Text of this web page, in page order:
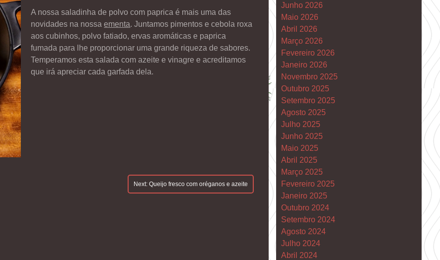
A nossa saladinha de polvo com paprica é mais uma das
novidades na nossaementa. Juntamos pimentos e cebola roxa
aos cubinhos, polvo fatiado, ervas aromáticas e paprica
fumada para lhe proporcionar uma grande riqueza de sabores.
Temperamos esta salada com azeite e vinagre e acreditamos
que irá apreciar cada garfada dela.
Next: Queijo fresco com oréganos e azeite
Junho 2026
Maio 2026
Abril 2026
Março 2026
Fevereiro 2026
Janeiro 2026
Novembro 2025
Outubro 2025
Setembro 2025
Agosto 2025
Julho 2025
Junho 2025
Maio 2025
Abril 2025
Março 2025
Fevereiro 2025
Janeiro 2025
Outubro 2024
Setembro 2024
Agosto 2024
Julho 2024
Abril 2024